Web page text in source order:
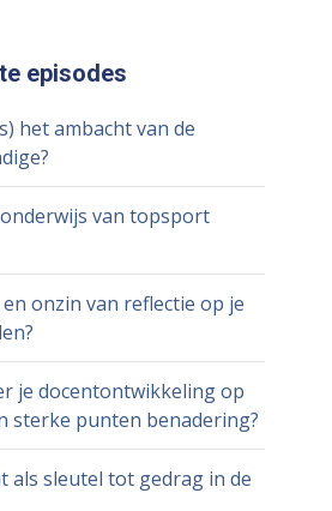
episodes
het ambacht van de
van topsport
onzin van reflectie op je
je docentontwikkeling op
sterke punten benadering?
als sleutel tot gedrag in de